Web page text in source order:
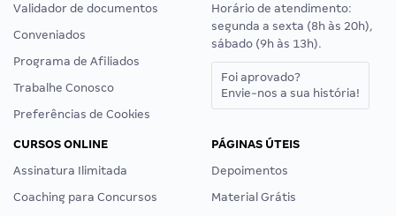
Validador de documentos
Conveniados
Programa de Afiliados
Trabalhe Conosco
Preferências de Cookies
Horário de atendimento:
segunda a sexta (8h às 20h),
sábado (9h às 13h).
Foi aprovado?
Envie-nos a sua história!
CURSOS ONLINE
Assinatura Ilimitada
Coaching para Concursos
PÁGINAS ÚTEIS
Depoimentos
Material Grátis